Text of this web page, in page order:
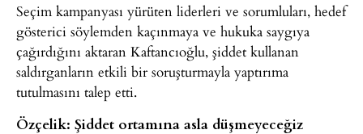
Seçim kampanyası yürüten liderleri ve sorumluları, hedef
gösterici söylemden kaçınmaya ve hukuka saygıya
çağırdığını aktaran Kaftancıoğlu, şiddet kullanan
saldırganların etkili bir soruşturmayla yaptırıma
tutulmasını talep etti.
Özçelik: Şiddet ortamına asla düşmeyeceğiz